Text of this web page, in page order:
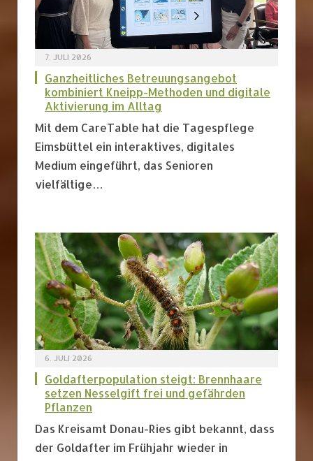
7. JULI 2026
Ganzheitliches Betreuungsangebot
kombiniert Kneipp-Methoden und digitale
Aktivierung im Alltag
Mit dem CareTable hat die Tagespflege
Eimsbüttel ein interaktives, digitales
Medium eingeführt, das Senioren
vielfältige…
6. JULI 2026
Goldafterpopulation steigt: Brennhaare
setzen Nesselgift frei und gefährden
Pflanzen
Das Kreisamt Donau-Ries gibt bekannt, dass
der Goldafter im Frühjahr wieder in